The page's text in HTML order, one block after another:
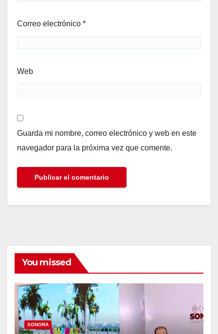
Correo electrónico *
Web
Guarda mi nombre, correo electrónico y web en este
navegador para la próxima vez que comente.
You missed
SONORA